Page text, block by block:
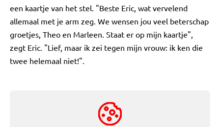
een kaartje van het stel. "Beste Eric, wat vervelend
allemaal met je arm zeg. We wensen jou veel beterschap
groetjes, Theo en Marleen. Staat er op mijn kaartje",
zegt Eric. "Lief, maar ik zei tegen mijn vrouw: ik ken die
twee helemaal niet!".